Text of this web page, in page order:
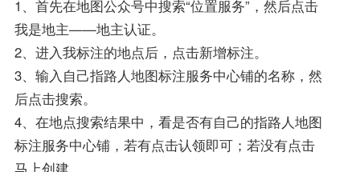
1、首先在地图公众号中搜索“位置服务”，然后点击
我是地主——地主认证。
2、进入我标注的地点后，点击新增标注。
3、输入自己指路人地图标注服务中心铺的名称，然
后点击搜索。
4、在地点搜索结果中，看是否有自己的指路人地图
标注服务中心铺，若有点击认领即可；若没有点击
马上创建。